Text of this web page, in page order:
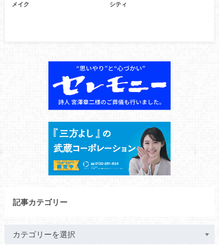
メイク
シティ
記事カテゴリー